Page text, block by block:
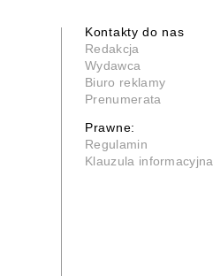
Kontakty do nas
Redakcja
Wydawca
Biuro reklamy
Prenumerata
Prawne:
Regulamin
Klauzula informacyjna